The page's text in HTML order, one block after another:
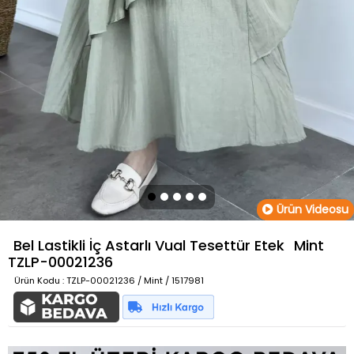
Ürün Videosu
Bel Lastikli İç Astarlı Vual Tesettür Etek Mint
TZLP-00021236
Ürün Kodu : TZLP-00021236 / Mint / 1517981